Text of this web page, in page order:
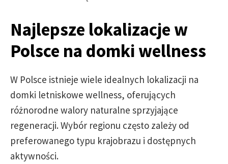
Najlepsze lokalizacje w
Polsce na domki wellness
W Polsce istnieje wiele idealnych lokalizacji na
domki letniskowe wellness, oferujących
różnorodne walory naturalne sprzyjające
regeneracji. Wybór regionu często zależy od
preferowanego typu krajobrazu i dostępnych
aktywności.